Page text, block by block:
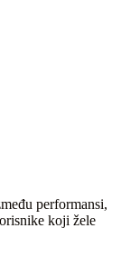
performansi,
koji žele